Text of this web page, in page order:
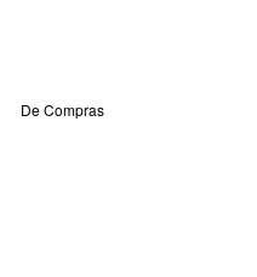
De Compras